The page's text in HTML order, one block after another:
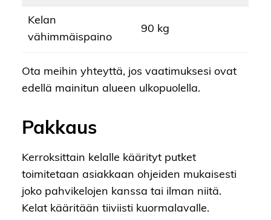
Kelan
vähimmäispaino
90 kg
Ota meihin yhteyttä, jos vaatimuksesi ovat
edellä mainitun alueen ulkopuolella.
Pakkaus
Kerroksittain kelalle käärityt putket
toimitetaan asiakkaan ohjeiden mukaisesti
joko pahvikelojen kanssa tai ilman niitä.
Kelat kääritään tiiviisti kuormalavalle.